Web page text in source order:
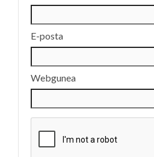
E-posta
Webgunea